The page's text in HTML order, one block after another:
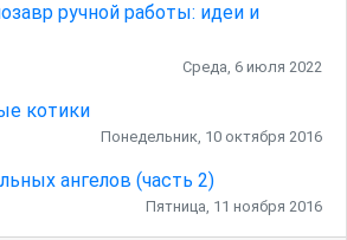
ручной работы: идеи и
Среда, 6 июля 2022
котики
Понедельник, 10 октября 2016
ангелов (часть 2)
Пятница, 11 ноября 2016